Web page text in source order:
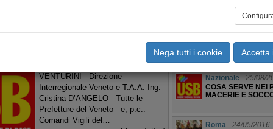
Civile
RICERCA PERSONA
VENTURINI Direzione
Interregionale Veneto e T.A.A. Ing.
Cristina D’ANGELO Tutte le
Prefetture del Veneto e, p.c.:
Comandi Vigili del…
Nazionale- 25/08/
COSA SERVE NEI
MACERIE E
Roma- 24/05/2016
Nega tutti i cookie Accetta